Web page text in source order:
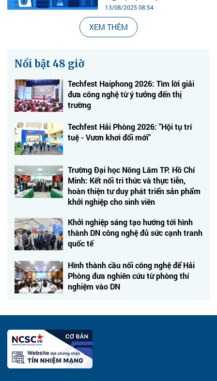
13/08/2025 08:54
XEM THÊM
Nổi bật 48 giờ
Techfest Haiphong 2026: Tìm lời giải
đưa công nghệ từ ý tưởng đến thị
trường
Techfest Hải Phòng 2026: "Hội tụ trí
tuệ - Vươn khơi đổi mới"
Trường Đại học Nông Lâm TP. Hồ Chí
Minh: Kết nối tri thức và thực tiễn,
hoàn thiện tư duy phát triển sản phẩm
khởi nghiệp cho sinh viên
Khởi nghiệp sáng tạo hướng tới hình
thành DN công nghệ đủ sức cạnh tranh
quốc tế
Hình thành cầu nối công nghệ để Hải
Phòng đưa nghiên cứu từ phòng thí
nghiệm vào DN